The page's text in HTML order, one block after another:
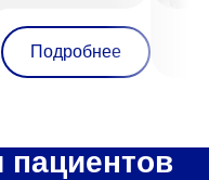
Подробнее